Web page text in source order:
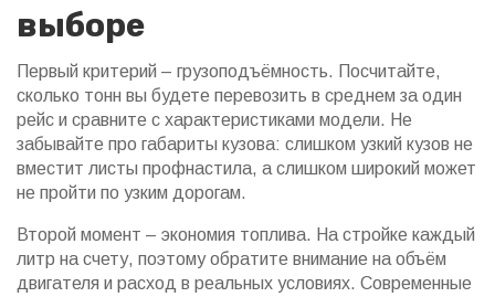
выборе
Первый критерий – грузоподъёмность. Посчитайте,
сколько тонн вы будете перевозить в среднем за один
рейс и сравните с характеристиками модели. Не
забывайте про габариты кузова: слишком узкий кузов не
вместит листы профнастила, а слишком широкий может
не пройти по узким дорогам.
Второй момент – экономия топлива. На стройке каждый
литр на счету, поэтому обратите внимание на объём
двигателя и расход в реальных условиях. Современные